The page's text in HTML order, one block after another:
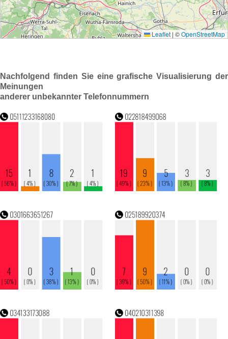
Nachfolgend finden Sie eine grafische Visualisierung der
Meinungen
anderer unbekannter Telefonnummern